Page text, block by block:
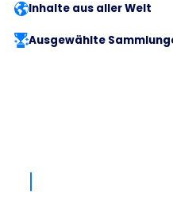
Inhalte aus aller Welt
Ausgewählte